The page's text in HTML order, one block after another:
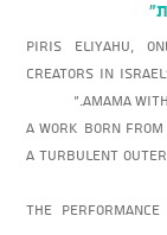
Piris Eliyahu,
creators in
AMAMA
A work born
a turbulent outer
The